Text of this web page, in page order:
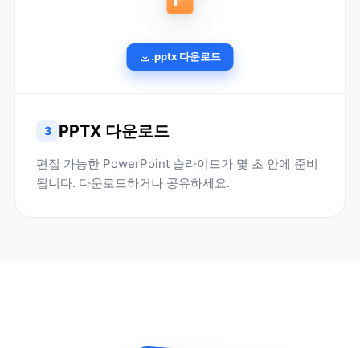
.pptx 다운로드
3 PPTX 다운로드
편집 가능한 PowerPoint 슬라이드가 몇 초 안에 준비
됩니다. 다운로드하거나 공유하세요.